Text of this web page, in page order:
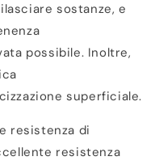
sostanze, e
possibile. Inoltre,
superficiale.
resistenza di
resistenza